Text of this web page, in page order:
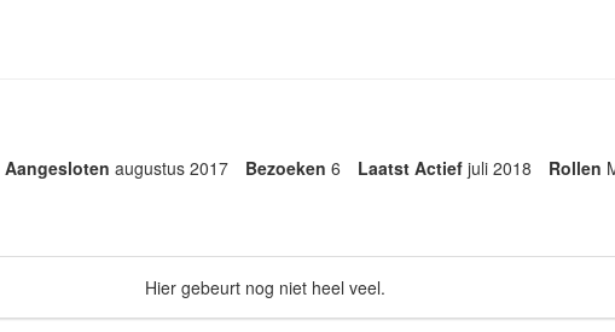
Aangesloten augustus 2017 Bezoeken 6 Laatst Actief juli 2018 Rollen
Hier gebeurt nog niet heel veel.